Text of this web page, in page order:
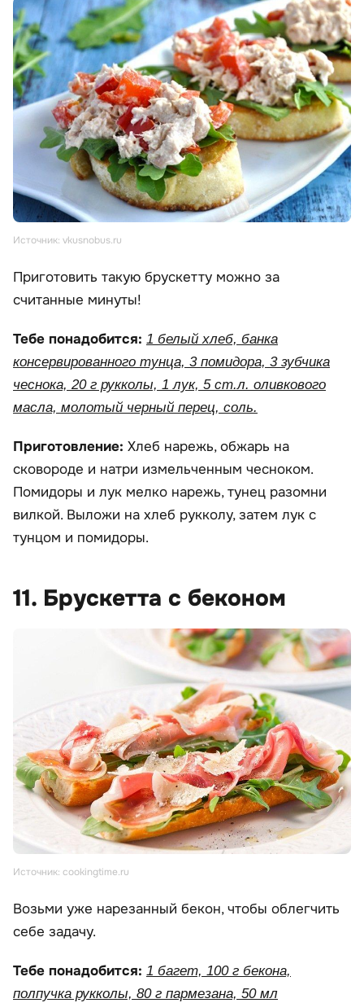
Источник: vkusnobus.ru
Приготовить такую брускетту можно за
считанные минуты!
Тебе понадобится: 1 белый хлеб, банка
консервированного тунца, 3 помидора, 3 зубчика
чеснока, 20 г рукколы, 1 лук, 5 ст.л. оливкового
масла, молотый черный перец, соль.
Приготовление: Хлеб нарежь, обжарь на
сковороде и натри измельченным чесноком.
Помидоры и лук мелко нарежь, тунец разомни
вилкой. Выложи на хлеб рукколу, затем лук с
тунцом и помидоры.
11. Брускетта с беконом
Источник: cookingtime.ru
Возьми уже нарезанный бекон, чтобы облегчить
себе задачу.
Тебе понадобится: 1 багет, 100 г бекона,
полпучка рукколы, 80 г пармезана, 50 мл